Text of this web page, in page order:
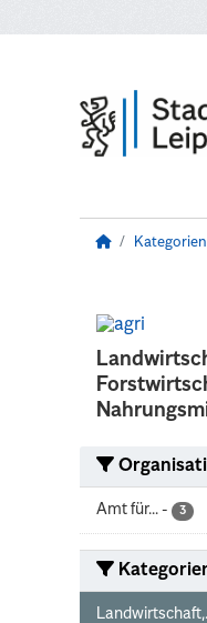
Kategorien
Amt für... - 3